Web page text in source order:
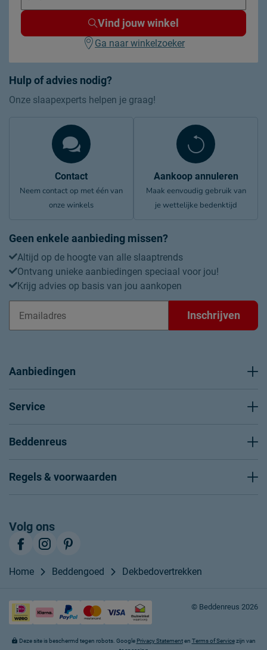
Hulp of advies nodig?
Onze slaapexperts helpen je graag!
Contact
Neem contact op met één van
onze winkels
Aankoop annuleren
Maak eenvoudig gebruik van
je wettelijke bedenktijd
Geen enkele aanbieding missen?
Altijd op de hoogte van alle slaaptrends
Ontvang unieke aanbiedingen speciaal voor jou!
Krijg advies op basis van jou aankopen
Inschrijven
Vind jouw winkel
Ga naar winkelzoeker
Aanbiedingen
Service
Beddenreus
Regels & voorwaarden
Volg ons
Home Beddengoed Dekbedovertrekken
© Beddenreus 2026
Deze site is beschermd tegen robots. Google Privacy Statementen Terms of Servicezijn van